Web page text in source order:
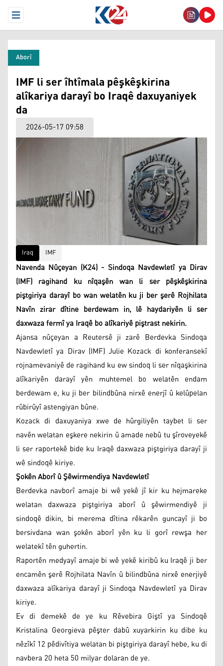
Open Menu
Aborî
IMF li ser îhtîmala pêşkêşkirina
alîkariya darayî bo Iraqê daxuyaniyek
da
2026-05-17 09:58
Iraq IMF
Navenda Nûçeyan (K24) - Sindoqa Navdewletî ya Dirav
(IMF) ragihand ku nîqaşên wan li ser pêşkêşkirina
piştgiriya darayî bo wan welatên ku ji ber şerê Rojhilata
Navîn zirar dîtine berdewam in, lê haydariyên li ser
daxwaza fermî ya Iraqê bo alîkariyê piştrast nekirin.
Ajansa nûçeyan a Reutersê ji zarê Berdevka Sindoqa
Navdewletî ya Dirav (IMF) Julie Kozack di konferansekî
rojnamevaniyê de ragihand ku ew sindoq li ser nîqaşkirina
alîkariyên darayî yên muhtemel bo welatên endam
berdewam e, ku ji ber bilindbûna nirxê enerjî û kelûpelan
rûbirûyî astengiyan bûne.
Kozack di daxuyaniya xwe de hûrgiliyên taybet li ser
navên welatan eşkere nekirin û amade nebû tu şîroveyekê
li ser raportekê bide ku Iraqê daxwaza piştgiriya darayî ji
wê sindoqê kiriye.
Şokên Aborî û Şêwirmendiya Navdewletî
Berdevka navborî amaje bi wê yekê jî kir ku hejmareke
welatan daxwaza piştgiriya aborî û şêwirmendiyê ji
sindoqê dikin, bi merema dîtina rêkarên guncayî ji bo
bersivdana wan şokên aborî yên ku li gorî rewşa her
welatekî tên guhertin.
Raportên medyayî amaje bi wê yekê kiribû ku Iraqê ji ber
encamên şerê Rojhilata Navîn û bilindbûna nirxê enerjiyê
daxwaza alîkariya darayî ji Sindoqa Navdewletî ya Dirav
kiriye.
Ev di demekê de ye ku Rêvebira Giştî ya Sindoqê
Kristalina Georgieva pêşter dabû xuyarkirin ku dibe ku
nêzîkî 12 pêdivîtiya welatan bi piştgiriya darayî hebe, ku di
navbera 20 heta 50 milyar dolaran de ye.